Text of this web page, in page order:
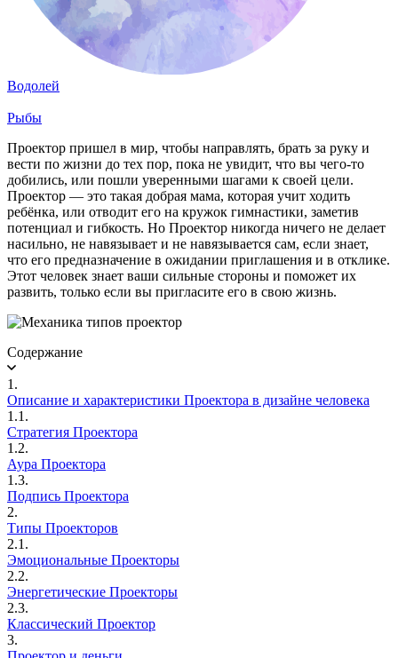
Водолей
Рыбы
Проектор пришел в мир, чтобы направлять, брать за руку и
вести по жизни до тех пор, пока не увидит, что вы чего-то
добились, или пошли уверенными шагами к своей цели.
Проектор — это такая добрая мама, которая учит ходить
ребёнка, или отводит его на кружок гимнастики, заметив
потенциал и гибкость. Но Проектор никогда ничего не делает
насильно, не навязывает и не навязывается сам, если знает,
что его предназначение в ожидании приглашения и в отклике.
Этот человек знает ваши сильные стороны и поможет их
развить, только если вы пригласите его в свою жизнь.
Содержание
1.
Описание и характеристики Проектора в дизайне человека
1.1.
Стратегия Проектора
1.2.
Аура Проектора
1.3.
Подпись Проектора
2.
Типы Проекторов
2.1.
Эмоциональные Проекторы
2.2.
Энергетические Проекторы
2.3.
Классический Проектор
3.